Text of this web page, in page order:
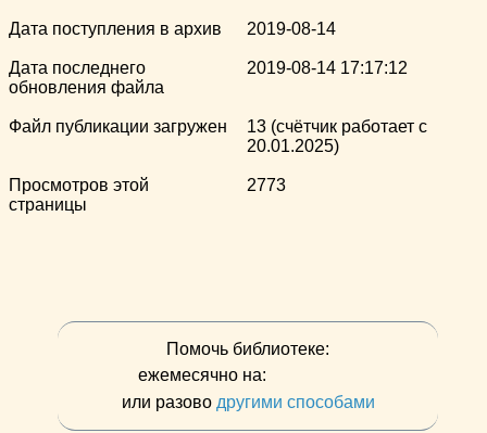
Дата поступления в архив 2019-08-14
Дата последнего
обновления файла
2019-08-14 17:17:12
Файл публикации загружен
13 (счётчик работает с
20.01.2025)
Просмотров этой
страницы
2773
Помочь библиотеке:
ежемесячно на:
или разово другими способами